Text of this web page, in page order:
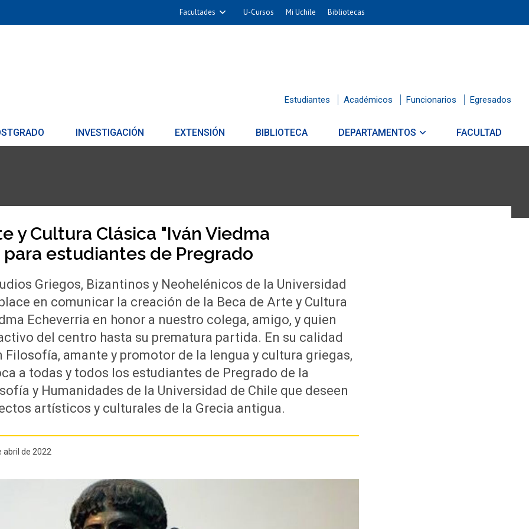
Facultades U-Cursos Mi Uchile Bibliotecas
Estudiantes Académicos Funcionarios Egresados
INVESTIGACIÓN EXTENSIÓN BIBLIOTECA DEPARTAMENTOS FACULTAD
y Cultura Clásica "Iván Viedma
para estudiantes de Pregrado
Griegos, Bizantinos y Neohelénicos de la Universidad
en comunicar la creación de la Beca de Arte y Cultura
Echeverria en honor a nuestro colega, amigo, y quien
del centro hasta su prematura partida. En su calidad
amante y promotor de la lengua y cultura griegas,
a todas y todos los estudiantes de Pregrado de la
y Humanidades de la Universidad de Chile que deseen
artísticos y culturales de la Grecia antigua.
abril de 2022